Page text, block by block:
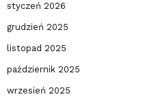
styczeń 2026
grudzień 2025
listopad 2025
październik 2025
wrzesień 2025